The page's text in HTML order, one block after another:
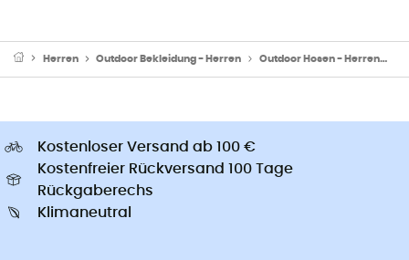
Herren Outdoor Bekleidung - Herren Outdoor Hosen - Herren
Kostenloser Versand ab 100 €
Kostenfreier Rückversand 100 Tage
Rückgaberechs
Klimaneutral